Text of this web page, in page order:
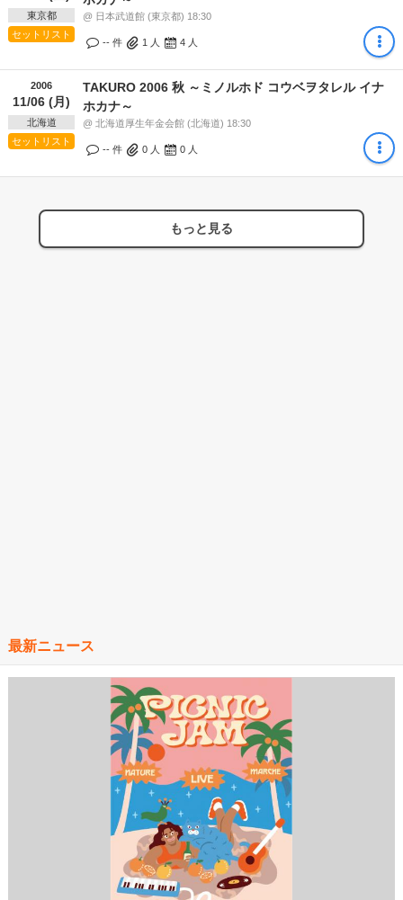
東京都
セットリスト
@ 日本武道館 (東京都) 18:30
-- 件 1 人 4 人
2006
11/06 (月)
北海道
セットリスト
TAKURO 2006 秋 ～ミノルホド コウベヲタレル イナ
ホカナ～
@ 北海道厚生年金会館 (北海道) 18:30
-- 件 0 人 0 人
もっと見る
最新ニュース